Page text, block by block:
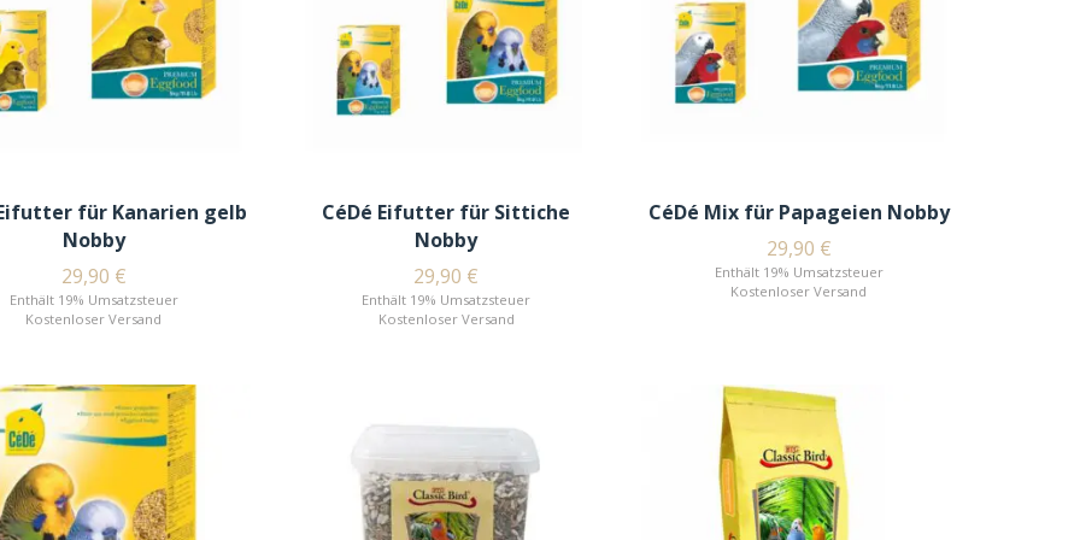
für Kanarien gelb
Nobby
29,90 €
Enthält 19% Umsatzsteuer
Kostenloser Versand
CéDé Eifutter für Sittiche
Nobby
29,90 €
Enthält 19% Umsatzsteuer
Kostenloser Versand
CéDé Mix für Papageien Nobby
29,90 €
Enthält 19% Umsatzsteuer
Kostenloser Versand